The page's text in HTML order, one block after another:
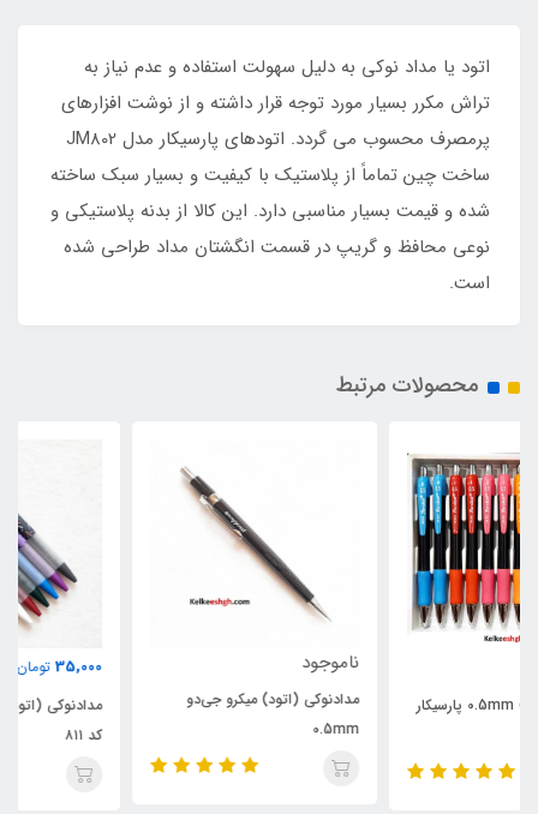
اتود یا مداد نوکی به دلیل سهولت استفاده و عدم نیاز به
تراش مکرر بسیار مورد توجه قرار داشته و از نوشت افزارهای
پرمصرف محسوب می گردد. اتودهای پارسیکار مدل JM802
ساخت چین تماماً از پلاستیک با کیفیت و بسیار سبک ساخته
شده و قیمت بسیار مناسبی دارد. این کالا از بدنه پلاستیکی و
نوعی محافظ و گریپ در قسمت انگشتان مداد طراحی شده
است.
محصولات مرتبط
مدادنوکی (اتود) میکرو جی‌دو
مدادنوکی (اتود) 0.7mm پارسیکار